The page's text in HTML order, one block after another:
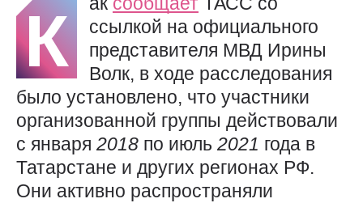
К
ссылкой на официального
представителя МВД Ирины
Волк, в ходе расследования
было установлено, что участники
организованной группы действовали
с января 2018 по июль 2021 года в
Татарстане и других регионах РФ.
Они активно распространяли